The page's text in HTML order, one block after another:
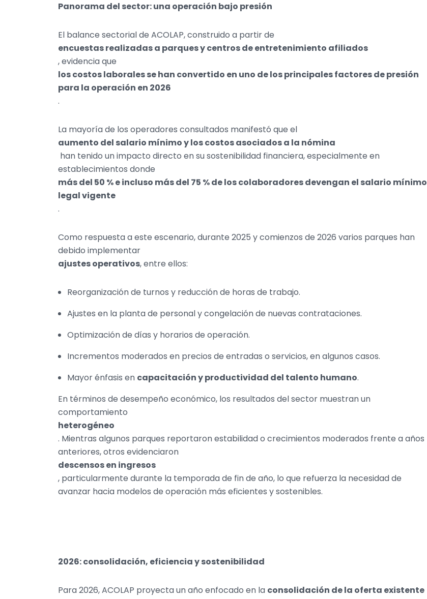
Panorama del sector: una operación bajo presión
El balance sectorial de ACOLAP, construido a partir de
encuestas realizadas a parques y centros de entretenimiento afiliados
, evidencia que
los costos laborales se han convertido en uno de los principales factores de presión
para la operación en 2026
.
La mayoría de los operadores consultados manifestó que el
aumento del salario mínimo y los costos asociados a la nómina
han tenido un impacto directo en su sostenibilidad financiera, especialmente en
establecimientos donde
más del 50 % e incluso más del 75 % de los colaboradores devengan el salario mínimo
legal vigente
.
Como respuesta a este escenario, durante 2025 y comienzos de 2026 varios parques han
debido implementar
ajustes operativos, entre ellos:
Reorganización de turnos y reducción de horas de trabajo.
Ajustes en la planta de personal y congelación de nuevas contrataciones.
Optimización de días y horarios de operación.
Incrementos moderados en precios de entradas o servicios, en algunos casos.
Mayor énfasis en capacitación y productividad del talento humano.
En términos de desempeño económico, los resultados del sector muestran un
comportamiento
heterogéneo
. Mientras algunos parques reportaron estabilidad o crecimientos moderados frente a años
anteriores, otros evidenciaron
descensos en ingresos
, particularmente durante la temporada de fin de año, lo que refuerza la necesidad de
avanzar hacia modelos de operación más eficientes y sostenibles.
2026: consolidación, eficiencia y sostenibilidad
Para 2026, ACOLAP proyecta un año enfocado en la consolidación de la oferta existente